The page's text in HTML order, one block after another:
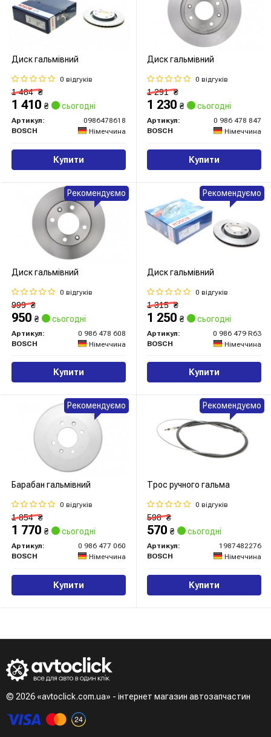
Диск гальмівний
0 відгуків
1 484₴
1 410 ₴ сьогодні
Артикул:
0986478618
BOSCH
Німеччина
Купити
Диск гальмівний
0 відгуків
1 291₴
1 230 ₴ сьогодні
Артикул:
0 986 478 847
BOSCH
Німеччина
Купити
Диск гальмівний
0 відгуків
999₴
950 ₴ сьогодні
Артикул:
0 986 478 608
BOSCH
Німеччина
Купити
Рекомендуємо
Диск гальмівний
0 відгуків
1 315₴
1 250 ₴ сьогодні
Артикул:
0 986 479 R63
BOSCH
Німеччина
Купити
Рекомендуємо
Барабан гальмівний
0 відгуків
1 854₴
1 770 ₴ сьогодні
Артикул:
0 986 477 060
BOSCH
Німеччина
Купити
Рекомендуємо
Трос ручного гальма
0 відгуків
598₴
570 ₴ сьогодні
Артикул:
1987482276
BOSCH
Німеччина
Купити
Рекомендуємо
© 2026 «avtoclick.com.ua» - інтернет магазин автозапчастин